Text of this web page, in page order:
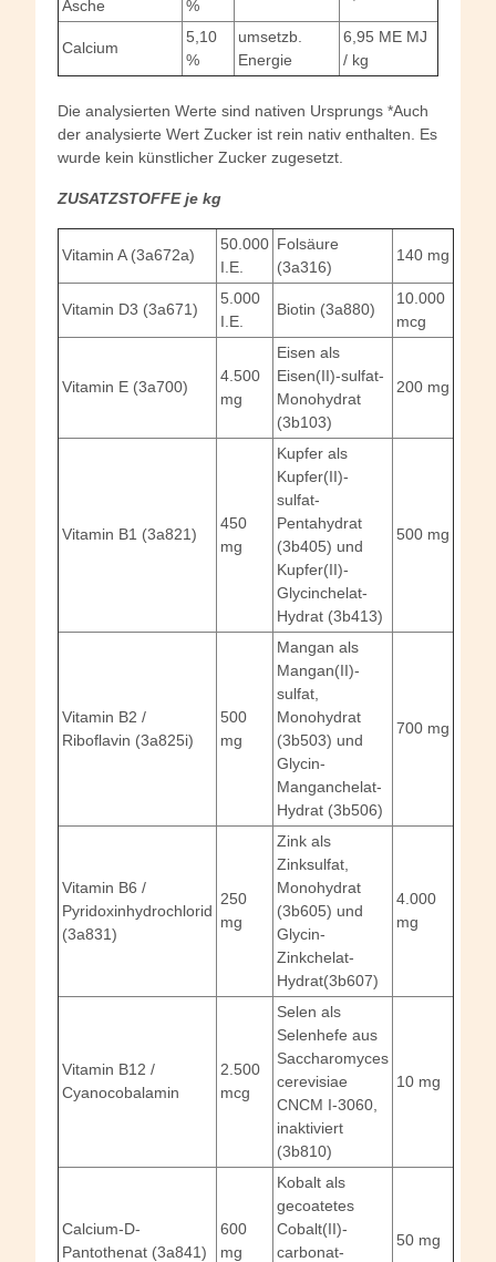
Asche %
Calcium
5,10
%
umsetzb.
Energie
6,95 ME MJ
/ kg
Die analysierten Werte sind nativen Ursprungs *Auch
der analysierte Wert Zucker ist rein nativ enthalten. Es
wurde kein künstlicher Zucker zugesetzt.
ZUSATZSTOFFE je kg
Vitamin A (3a672a)
50.000
I.E.
Folsäure
(3a316)
140 mg
Vitamin D3 (3a671)
5.000
I.E.
Biotin (3a880)
10.000
mcg
Vitamin E (3a700)
4.500
mg
Eisen als
Eisen(II)-sulfat-
Monohydrat
(3b103)
200 mg
Vitamin B1 (3a821)
450
mg
Kupfer als
Kupfer(II)-
sulfat-
Pentahydrat
(3b405) und
Kupfer(II)-
Glycinchelat-
Hydrat (3b413)
500 mg
Vitamin B2 /
Riboflavin (3a825i)
500
mg
Mangan als
Mangan(II)-
sulfat,
Monohydrat
(3b503) und
Glycin-
Manganchelat-
Hydrat (3b506)
700 mg
Vitamin B6 /
Pyridoxinhydrochlorid
(3a831)
250
mg
Zink als
Zinksulfat,
Monohydrat
(3b605) und
Glycin-
Zinkchelat-
Hydrat(3b607)
4.000
mg
Vitamin B12 /
Cyanocobalamin
2.500
mcg
Selen als
Selenhefe aus
Saccharomyces
cerevisiae
CNCM I-3060,
inaktiviert
(3b810)
10 mg
Calcium-D-
Pantothenat (3a841)
600
mg
Kobalt als
gecoatetes
Cobalt(II)-
carbonat-
50 mg